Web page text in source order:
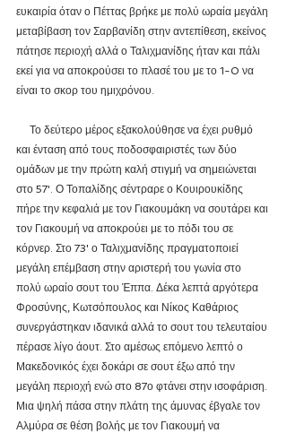
ευκαιρία όταν ο Πέττας βρήκε με πολύ ωραία μεγάλη
μεταβίβαση τον Σαρβανίδη στην αντεπίθεση, εκείνος
πάτησε περιοχή αλλά ο Ταλιχμανίδης ήταν και πάλι
εκεί για να αποκρούσει το πλασέ του με το 1-0 να
είναι το σκορ του ημιχρόνου.
και ένταση από τους ποδοσφαιριστές των δύο
ομάδων με την πρώτη καλή στιγμή να σημειώνεται
στο 57'. Ο Τοπαλίδης σέντραρε ο Κουιρουκίδης
πήρε την κεφαλιά με τον Γιακουμάκη να σουτάρει και
τον Γιακουμή να αποκρούει με το πόδι του σε
κόρνερ. Στο 73' ο Ταλιχμανίδης πραγματοποιεί
μεγάλη επέμβαση στην αριστερή του γωνία στο
πολύ ωραίο σουτ του Έππα. Δέκα λεπτά αργότερα
Φροσύνης, Κωτσόπουλος και Νίκος Καθάριος
συνεργάστηκαν ιδανικά αλλά το σουτ του τελευταίου
πέρασε λίγο άουτ. Στο αμέσως επόμενο λεπτό ο
Μακεδονικός έχει δοκάρι σε σουτ έξω από την
μεγάλη περιοχή ενώ στο 87ο φτάνει στην ισοφάριση.
Μια ψηλή πάσα στην πλάτη της άμυνας έβγαλε τον
Αλμύρα σε θέση βολής με τον Γιακουμή να